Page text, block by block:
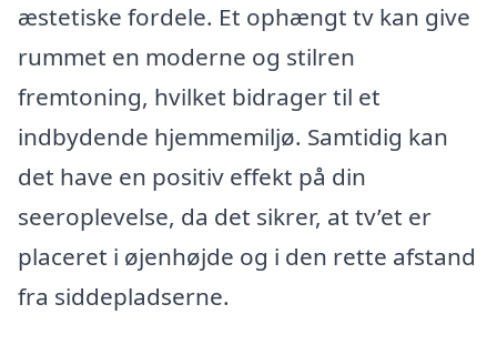
æstetiske fordele. Et ophængt tv kan give
rummet en moderne og stilren
fremtoning, hvilket bidrager til et
indbydende hjemmemiljø. Samtidig kan
det have en positiv effekt på din
seeroplevelse, da det sikrer, at tv’et er
placeret i øjenhøjde og i den rette afstand
fra siddepladserne.